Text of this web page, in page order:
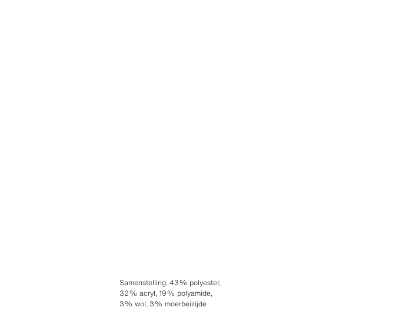
Samenstelling:43% polyester,
32% acryl, 19% polyamide,
3% wol, 3% moerbeizijde